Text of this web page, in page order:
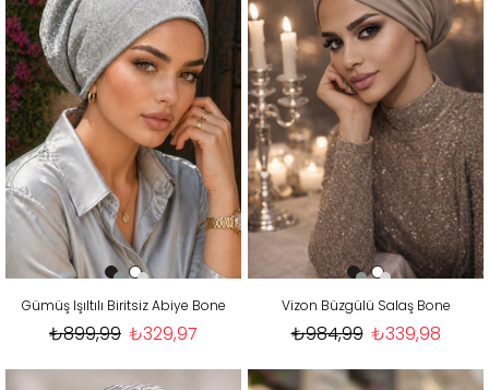
Gümüş Işıltılı Biritsiz Abiye Bone
₺329,97
₺899,99
Vizon Büzgülü Salaş Bone
₺339,98
₺984,99